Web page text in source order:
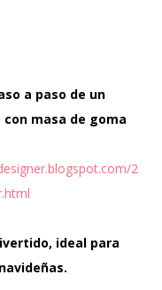
a paso de un
masa de goma
2
ideal para